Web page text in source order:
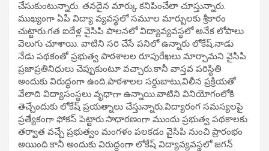
చేసుకుంటున్నారు. తనదైన మార్కు కనిపించేలా చూస్తున్నారు.
ముఖ్యంగా ఏపీ విద్యా వ్యవస్థలో సమూల మార్పులకు శ్రీకారం
చుట్టారు.గత ఐదేళ్ల వైసిపి పాలనలో విద్యావ్యవస్థలో అనేక లోపాలు
వెలుగు చూశాయి. వాటిని సరి చేసే పనిలో ఉన్నారు లోకేష్.నాడు
నేడు పథకంతో ప్రభుత్వ పాఠశాలల రూపురేఖలు మార్చామని వైసిపి
ప్రజాప్రతినిధులు చెప్పుకుంటూ వచ్చారు.కానీ వాస్తవ పరిస్థితి
అందుకు విరుద్ధంగా ఉంది.పాఠశాలల సర్దుబాటు,విలీన ప్రక్రియతో
వేలాది విద్యాసంస్థలు వృధాగా ఉన్నాయి.వాటిని వినియోగంలోకి
తెచ్చేందుకు లోకేష్ ప్రయత్నాలు చేస్తున్నారు.విద్యారంగ సమస్యలపై
ప్రత్యేకంగా ఫోకస్ పెట్టారు.సాధారణంగా ముందు ప్రభుత్వ పథకాలకు
తర్వాత వచ్చే ప్రభుత్వం మంగళం పలకడం వైసిపి నుంచి ప్రారంభం
అయింది.కానీ అందుకు విరుద్ధంగా లోకేష్ విద్యావ్యవస్థలో జగన్